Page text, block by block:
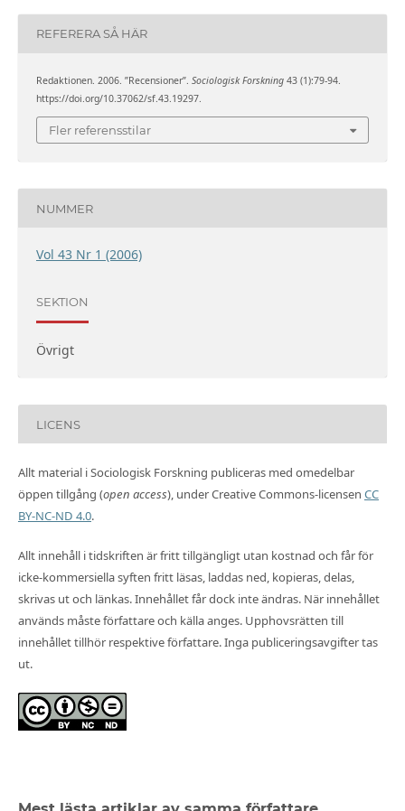
REFERERA SÅ HÄR
Redaktionen. 2006. ”Recensioner”. Sociologisk Forskning43 (1):79-94.
https://doi.org/10.37062/sf.43.19297.
Fler referensstilar
NUMMER
Vol 43 Nr 1 (2006)
SEKTION
Övrigt
LICENS
Allt material i Sociologisk Forskning publiceras med omedelbar
öppen tillgång (open access), under Creative Commons-licensen CC
BY-NC-ND 4.0.
Allt innehåll i tidskriften är fritt tillgängligt utan kostnad och får för
icke-kommersiella syften fritt läsas, laddas ned, kopieras, delas,
skrivas ut och länkas. Innehållet får dock inte ändras. När innehållet
används måste författare och källa anges. Upphovsrätten till
innehållet tillhör respektive författare. Inga publiceringsavgifter tas
ut.